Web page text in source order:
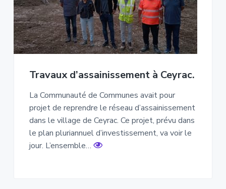
Travaux d’assainissement à Ceyrac.
La Communauté de Communes avait pour
projet de reprendre le réseau d’assainissement
dans le village de Ceyrac. Ce projet, prévu dans
le plan pluriannuel d’investissement, va voir le
jour. L’ensemble…